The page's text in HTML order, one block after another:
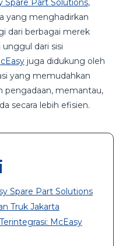
yang menghadirkan
dari berbagai merek
dari sisi
juga didukung oleh
yang memudahkan
pengadaan, memantau,
secara lebih efisien.
Spare Part Solutions
Truk Jakarta
McEasy